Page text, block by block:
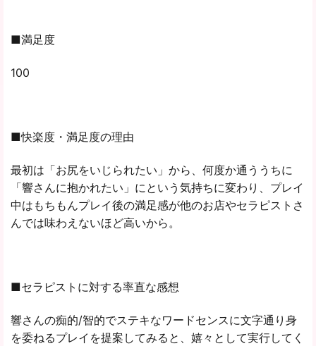
■満足度
100
■快楽度・満足度の理由
最初は「お尻をいじられたい」から、何度か通ううちに
「響さんに抱かれたい」にという気持ちに変わり、プレイ
中はもちもんプレイ後の満足感が他のお店やセラピストさ
んでは味わえないほど高いから。
■セラピストに対する率直な感想
響さんの痴的/智的でステキなワードセンスに文字通り身
を委ねるプレイを提案してみると、嬉々として実行してく